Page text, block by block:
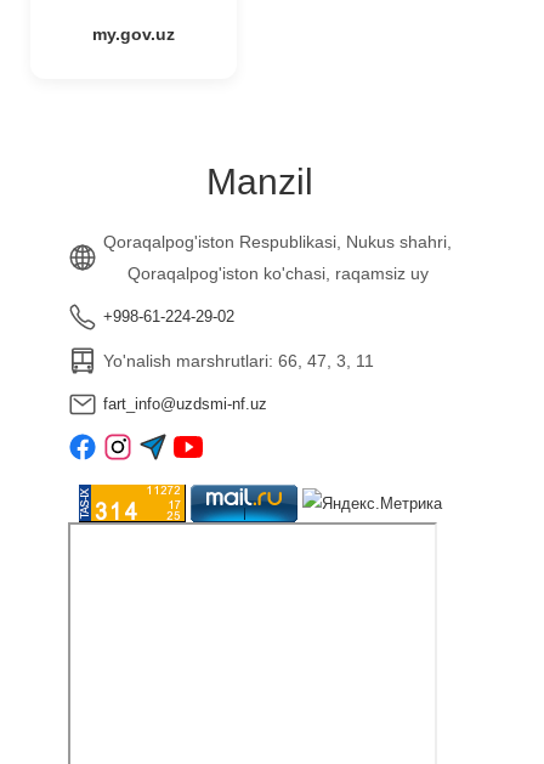
my.gov.uz
Manzil
Qoraqalpog'iston Respublikasi, Nukus shahri,
Qoraqalpog'iston ko'chasi, raqamsiz uy
+998-61-224-29-02
Yo'nalish marshrutlari: 66, 47, 3, 11
fart_info@uzdsmi-nf.uz